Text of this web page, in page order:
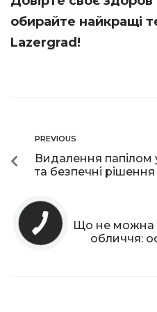
обирайте найкращі
Lazergrad!
PREVIOUS
Видалення папілом
та безпечні рішення
Що не можна
обличчя: